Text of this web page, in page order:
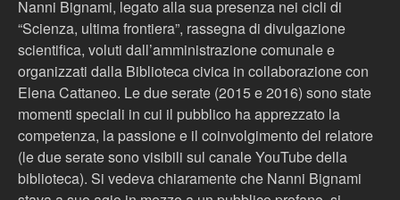
Nanni Bignami, legato alla sua presenza nei cicli di
“Scienza, ultima frontiera”, rassegna di divulgazione
scientifica, voluti dall’amministrazione comunale e
organizzati dalla Biblioteca civica in collaborazione con
Elena Cattaneo. Le due serate (2015 e 2016) sono state
momenti speciali in cui il pubblico ha apprezzato la
competenza, la passione e il coinvolgimento del relatore
(le due serate sono visibili sul canale YouTube della
biblioteca). Si vedeva chiaramente che Nanni Bignami